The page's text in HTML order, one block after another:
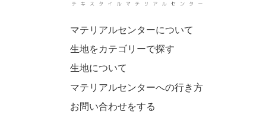
マテリアルセンターについて
生地をカテゴリーで探す
生地について
マテリアルセンターへの行き方
お問い合わせをする